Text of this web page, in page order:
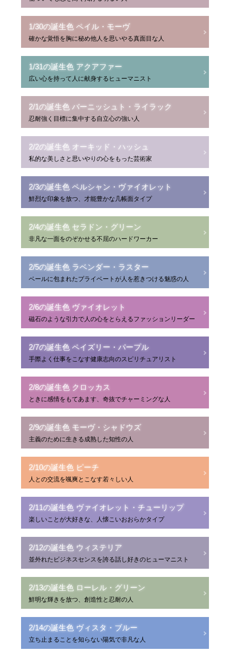
1/30の誕生色 ペイル・モーヴ
確かな覚悟を胸に秘め他人を思いやる真面目な人
1/31の誕生色 アクアファー
広い心を持って人に献身するヒューマニスト
2/1の誕生色 バーニッシュト・ライラック
忍耐強く目標に集中する自立心の強い人
2/2の誕生色 オーキッド・ハッシュ
私的な美しさと思いやりの心をもった芸術家
2/3の誕生色 ペルシャン・ヴァイオレット
鮮烈な印象を放つ、才能豊かな几帳面タイプ
2/4の誕生色 セラドン・グリーン
非凡な一面をのぞかせる不屈のハードワーカー
2/5の誕生色 ラベンダー・ラスター
ベールに包まれたプライベートが人を惹きつける魅惑の人
2/6の誕生色 ヴァイオレット
磁石のような引力で人の心をとらえるファッションリーダー
2/7の誕生色 ペイズリー・パープル
手際よく仕事をこなす健康志向のスピリチュアリスト
2/8の誕生色 クロッカス
ときに感情をもてあます、奇抜でチャーミングな人
2/9の誕生色 モーヴ・シャドウズ
主義のために生きる成熟した知性の人
2/10の誕生色 ピーチ
人との交流を颯爽とこなす若々しい人
2/11の誕生色 ヴァイオレット・チューリップ
楽しいことが大好きな、人懐こいおおらかタイプ
2/12の誕生色 ウィステリア
並外れたビジネスセンスを誇る話し好きのヒューマニスト
2/13の誕生色 ローレル・グリーン
鮮明な輝きを放つ、創造性と忍耐の人
2/14の誕生色 ヴィスタ・ブルー
立ち止まることを知らない陽気で非凡な人